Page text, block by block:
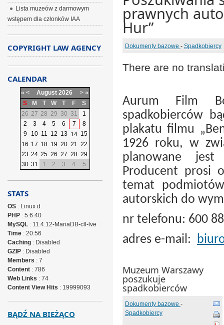
prawnych
Hur”
Dokumenty bazowe - Spadkobiercy
There are no
Aurum Film
spadkobierców
plakatu filmu
1926 roku, w
planowane jest
Producent prosi
temat
autorskich do
nr telefonu: 600
adres e-mail:
Muzeum Warszawy
poszukuje
spadkobierców
Dokumenty bazowe -
Spadkobiercy
Lista muzeów z darmowym
wstępem dla członków IAA
COPYRIGHT LAW AGENCY
CALENDAR
« < August 2026 > »
S
M T W T F
S
26 27 28 29 30 31
1
2
3 4 5 6 7
8
9
10 11 12 13 14 15
16 17 18 19 20 21 22
23 24 25 26 27 28 29
30 31 1 2 3 4 5
STATS
OS: Linux d
PHP: 5.6.40
MySQL: 11.4.12-MariaDB-cll-lve
Time: 20:56
Caching: Disabled
GZIP: Disabled
Members : 7
Content: 786
Web Links : 74
Content View Hits : 19999093
BĄDŹ NA BIEŻĄCO